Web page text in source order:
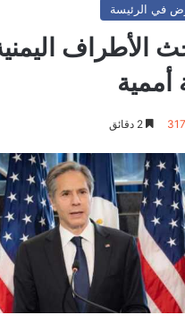
في الرئيسة
الأطراف
أممية
317